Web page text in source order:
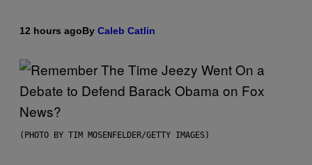
12 hours agoBy Caleb Catlin
(PHOTO BY TIM MOSENFELDER/GETTY IMAGES)